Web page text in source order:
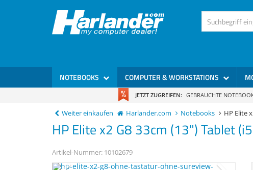
NOTEBOOKS COMPUTER & WORKSTATIONS
JETZT ZUGREIFEN: GEBRAUCHTE
Weiter einkaufen Harlander.com Notebooks HP Elite
HP Elite x2 G8 33cm (13") Tablet
Artikel-Nummer: 10102679